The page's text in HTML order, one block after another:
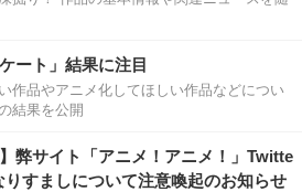
ート」結果に注目
作品やアニメ化してほしい作品などについ
結果を公開
】弊サイト「アニメ！アニメ！」Twitte
すましについて注意喚起のお知らせ